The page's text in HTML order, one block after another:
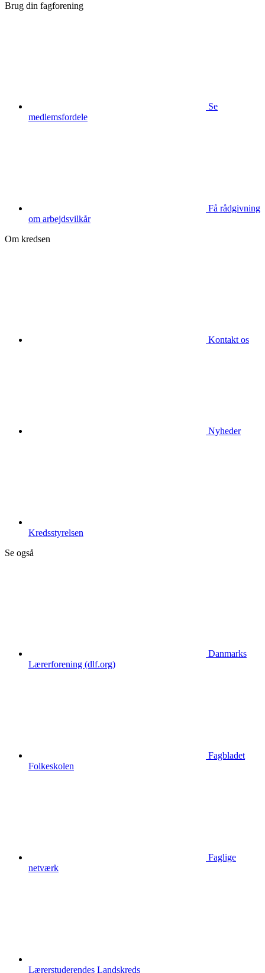
Brug din fagforening
Se
medlemsfordele
Få rådgivning
om arbejdsvilkår
Om kredsen
Kontakt os
Nyheder
Kredsstyrelsen
Se også
Danmarks
Lærerforening (dlf.org)
Fagbladet
Folkeskolen
Faglige
netværk
Lærerstuderendes Landskreds